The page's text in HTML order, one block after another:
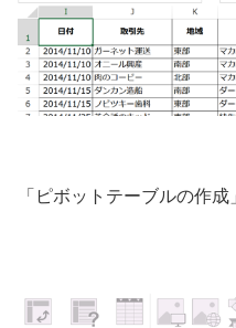
「ピボットテーブルの作成